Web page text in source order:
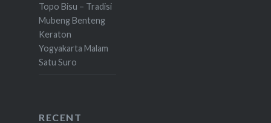
Topo Bisu – Tradisi
Mubeng Benteng
Keraton
Yogyakarta Malam
Satu Suro
RECENT